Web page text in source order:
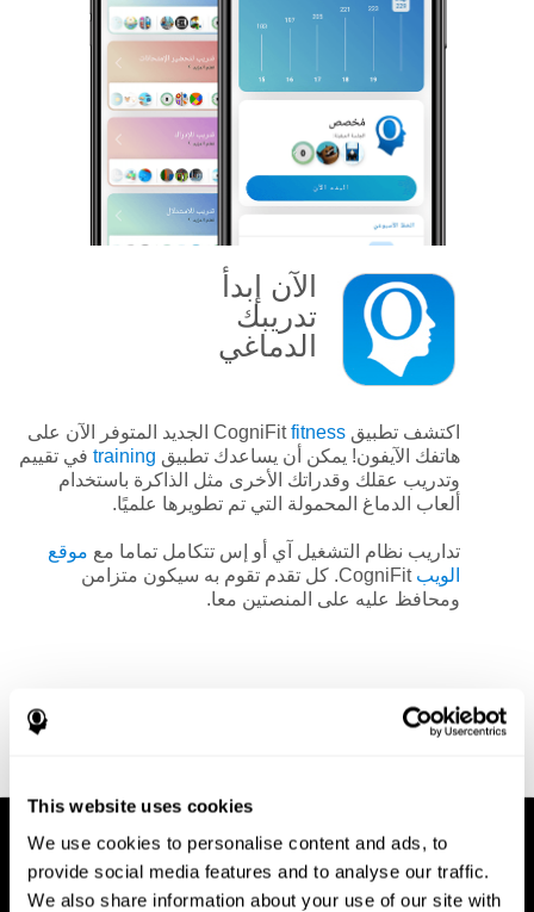
This website uses cookies
We use cookies to personalise content and ads, to
provide social media features and to analyse our traffic.
We also share information about your use of our site with
الآن إبدأ
تدريبك
الدماغي
اكتشف تطبيق CogniFitfitness
الجديد المتوفر الآن على
هاتفك الآيفون! يمكن أن يساعدك تطبيق training في تقييم
وتدريب عقلك وقدراتك الأخرى مثل الذاكرة باستخدام
ألعاب الدماغ المحمولة التي تم تطويرها علميًا.
تداريب نظام التشغيل آي أو إس تتكامل تماما مع موقع
الويب
CogniFit. كل تقدم تقوم به سيكون متزامن
ومحافظ عليه على المنصتين معا.